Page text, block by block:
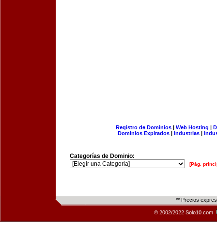
Registro de Dominios| Web Hosting |
Dominios Expirados | Industrias |
Categorías de Dominio:
[Pág.
** Precios
© 2002/2022 Solo10.com